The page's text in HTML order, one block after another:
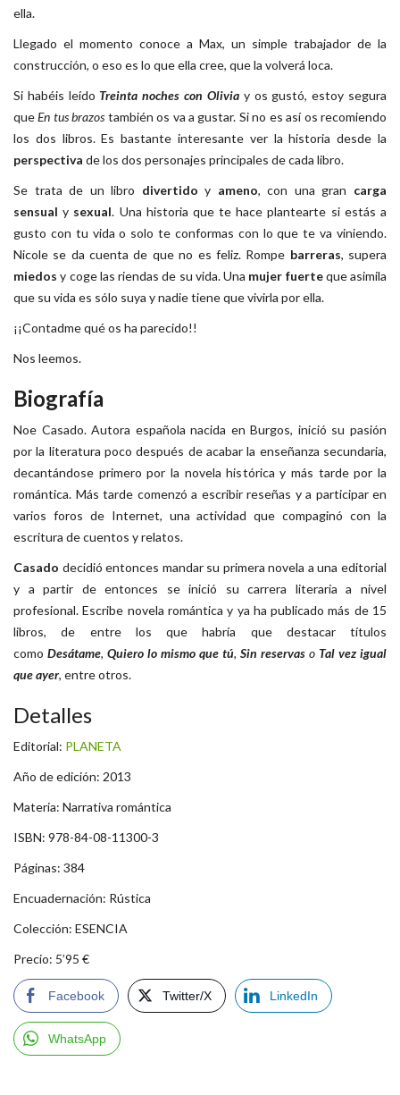
ella.
Llegado el momento conoce a Max, un simple trabajador de la
construcción, o eso es lo que ella cree, que la volverá loca.
Si habéis leído Treinta noches con Oliviay os gustó, estoy segura
queEn tus brazos también os va a gustar. Si no es así os recomiendo
los dos libros. Es bastante interesante ver la historia desde la
perspectiva de los dos personajes principales de cada libro.
Se trata de un libro divertido y ameno, con una gran carga
sensual y sexual. Una historia que te hace plantearte si estás a
gusto con tu vida o solo te conformas con lo que te va viniendo.
Nicole se da cuenta de que no es feliz. Rompe barreras, supera
miedos y coge las riendas de su vida. Una mujer fuerteque asimila
que su vida es sólo suya y nadie tiene que vivirla por ella.
¡¡Contadme qué os ha parecido!!
Nos leemos.
Biografía
Noe Casado. Autora española nacida en Burgos, inició su pasión
por la literatura poco después de acabar la enseñanza secundaria,
decantándose primero por la novela histórica y más tarde por la
romántica. Más tarde comenzó a escribir reseñas y a participar en
varios foros de Internet, una actividad que compaginó con la
escritura de cuentos y relatos.
Casado decidió entonces mandar su primera novela a una editorial
y a partir de entonces se inició su carrera literaria a nivel
profesional. Escribe novela romántica y ya ha publicado más de 15
libros, de entre los que habría que destacar títulos
como Desátame, Quiero lo mismo que tú, Sin reservas o Tal vez igual
que ayer, entre otros.
Detalles
Editorial: PLANETA
Año de edición: 2013
Materia: Narrativa romántica
ISBN: 978-84-08-11300-3
Páginas: 384
Encuadernación: Rústica
Colección: ESENCIA
Precio: 5’95 €
Facebook Twitter/X LinkedIn
WhatsApp